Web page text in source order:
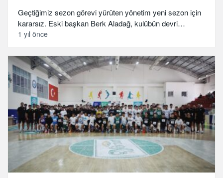
Geçtiğimiz sezon görevi yürüten yönetim yeni sezon için
kararsız. Eski başkan Berk Aladağ, kulübün devri…
1 yıl önce